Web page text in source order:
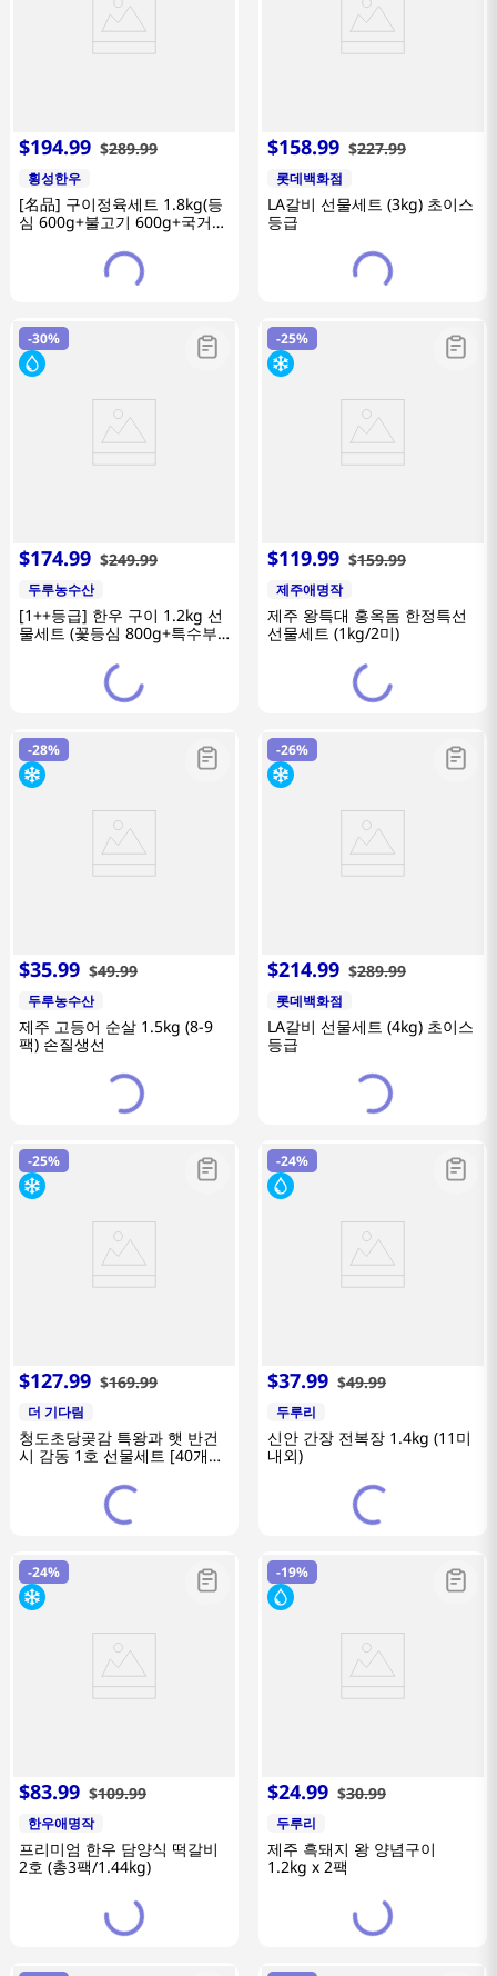
$194.99 $289.99
횡성한우
[名品] 구이정육세트 1.8kg(등
심 600g+불고기 600g+국거리
600g/1등급이상)
$158.99 $227.99
롯데백화점
LA갈비 선물세트 (3kg) 초이스
등급
-30%
$174.99 $249.99
두루농수산
[1++등급] 한우 구이 1.2kg 선
물세트 (꽃등심 800g+특수부
-25%
$119.99 $159.99
제주애명작
제주 왕특대 홍옥돔 한정특선
선물세트 (1kg/2미)
-28%
$35.99 $49.99
두루농수산
제주 고등어 순살 1.5kg (8-9
팩) 손질생선
-26%
$214.99 $289.99
롯데백화점
LA갈비 선물세트 (4kg) 초이스
등급
-25%
$127.99 $169.99
더 기다림
청도초당곶감 특왕과 햇 반건
시 감동 1호 선물세트 [40개
-24%
$37.99 $49.99
두루리
신안 간장 전복장 1.4kg (11미
내외)
-24%
$83.99 $109.99
한우애명작
프리미엄 한우 담양식 떡갈비
2호 (총3팩/1.44kg)
-19%
$24.99 $30.99
두루리
제주 흑돼지 왕 양념구이
1.2kg x 2팩